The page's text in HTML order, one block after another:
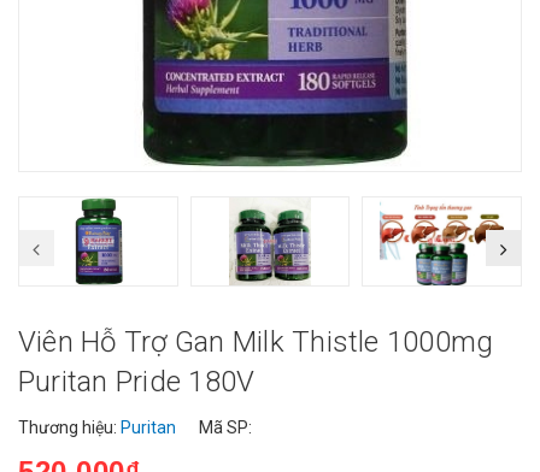
Viên Hỗ Trợ Gan Milk Thistle 1000mg
Puritan Pride 180V
Thương hiệu: Puritan Mã SP: